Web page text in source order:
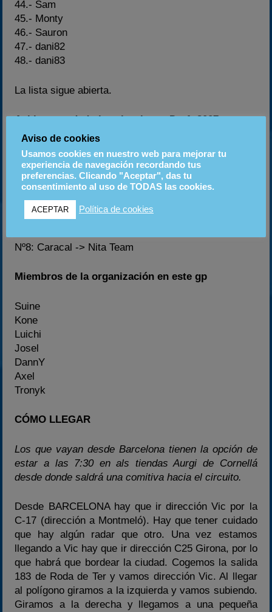
44.- Sam
45.- Monty
46.- Sauron
47.- dani82
48.- dani83
La lista sigue abierta.
Asi han quedado las elecciones Draft 2007
Nº1: Zunik -> FOROKARTS RACING TEAM
Nº2: Frozen -> MAIRENA MOTOR CLUB
Nº3: Nachete -> 3R’s TEAM
Nº4: Lasu -> CRAKS ATTACK
Nº5: Sam -> POLE POSITION
Nº6: Ito_2 -> BESORA MOTORS
Nº8: Caracal -> Nita Team
Miembros de la organización en este gp
Suine
Kone
Luichi
Josel
DannY
Axel
Tronyk
CÓMO LLEGAR
Los que vayan desde Barcelona tienen la opción de
estar a las 7:30 en als tiendas Aurgi de Cornellá
desde donde saldrá una comitiva hacia el circuito.
Desde BARCELONA hay que ir dirección Vic por la
C-17 (dirección a Montmeló). Hay que tener cuidado
que hay algún radar que otro. Una vez estamos
llegando a Vic hay que ir dirección C25 Girona, por lo
que habrá que bordear la ciudad. Cogemos la salida
183 de Roda de Ter y vamos dirección Vic. Al llegar
al polígono giramos a la izquierda y vamos subiendo.
Giramos a la derecha y llegamos a una pequeña
Aviso de cookies
Usamos cookies en nuestro web para mejorar tu
experiencia de navegación recordando tus
preferencias. Clicando "Aceptar", das tu
consentimiento al uso de TODAS las cookies.
ACEPTAR Política de cookies